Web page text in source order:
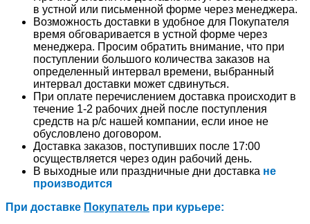
в устной или письменной форме через менеджера.
Возможность доставки в удобное для Покупателя
время обговаривается в устной форме через
менеджера. Просим обратить внимание, что при
поступлении большого количества заказов на
определенный интервал времени, выбранный
интервал доставки может сдвинуться.
При оплате перечислением доставка происходит в
течение 1-2 рабочих дней после поступления
средств на р/с нашей компании, если иное не
обусловлено договором.
Доставка заказов, поступивших после 17:00
осуществляется через один рабочий день.
В выходные или праздничные дни доставка не
производится
При доставке Покупатель при курьере: